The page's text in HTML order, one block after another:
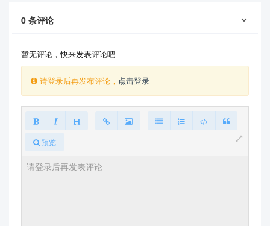
0 条评论
暂无评论，快来发表评论吧
请登录后再发布评论， 点击登录
预览